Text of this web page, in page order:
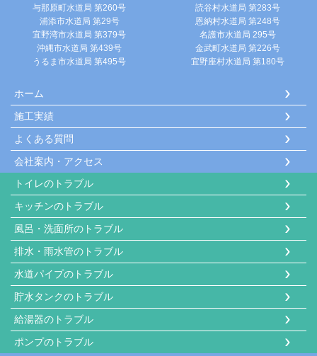
与那原町水道局 第260号
浦添市水道局 第29号
宜野湾市水道局 第379号
沖縄市水道局 第439号
うるま市水道局 第495号
読谷村水道局 第283号
恩納村水道局 第248号
名護市水道局 295号
金武町水道局 第226号
宜野座村水道局 第180号
ホーム
施工実績
よくある質問
会社案内・アクセス
トイレのトラブル
キッチンのトラブル
風呂・洗面所のトラブル
排水・雨水管のトラブル
水道パイプのトラブル
貯水タンクのトラブル
給湯器のトラブル
ポンプのトラブル